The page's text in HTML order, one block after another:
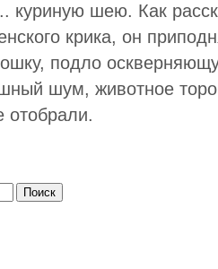
куриную шею. Как
крика, он
подло
шум, животное
отобрали.